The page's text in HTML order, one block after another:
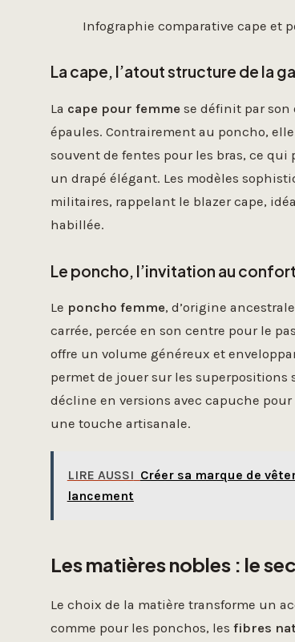
Infographie comparative cape et
La cape, l’atout structure de la
La cape pour femme se définit par
épaules. Contrairement au poncho,
souvent de fentes pour les bras, ce
un drapé élégant. Les modèles
militaires, rappelant le blazer cape,
habillée.
Le poncho, l’invitation au
Le poncho femme, d’origine
carrée, percée en son centre pour le
offre un volume généreux et
permet de jouer sur les superpositions
décline en versions avec capuche
une touche artisanale.
LIRE AUSSI Créer sa marque de
lancement
Les matières nobles : le
Le choix de la matière transforme un
comme pour les ponchos, les fibres